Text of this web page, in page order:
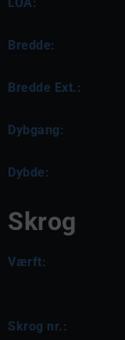
Bredde:
Bredde Ext.:
Dybgang:
Dybde:
Skrog
Værft:
Skrog nr.: